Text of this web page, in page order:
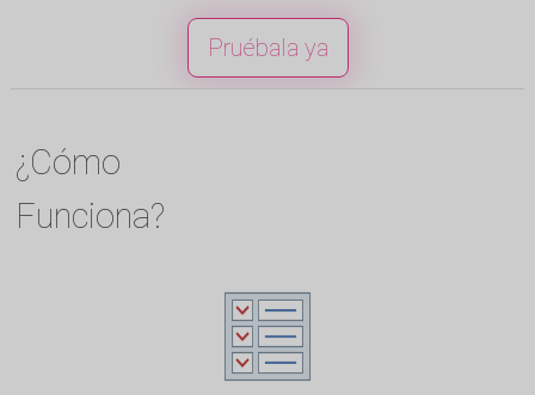
Pruébala ya
¿Cómo
Funciona?